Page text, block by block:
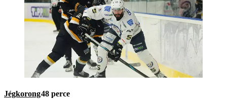
Jégkorong48 perce